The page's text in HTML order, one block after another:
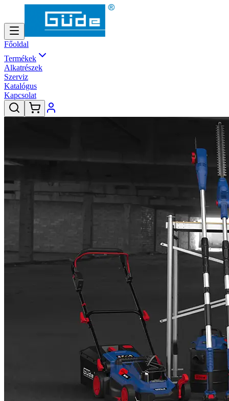
Főoldal
Termékek
Alkatrészek
Szerviz
Katalógus
Kapcsolat